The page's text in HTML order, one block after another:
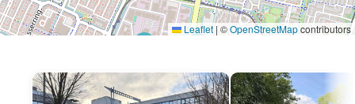
Leaflet | ©OpenStreetMapcontributors